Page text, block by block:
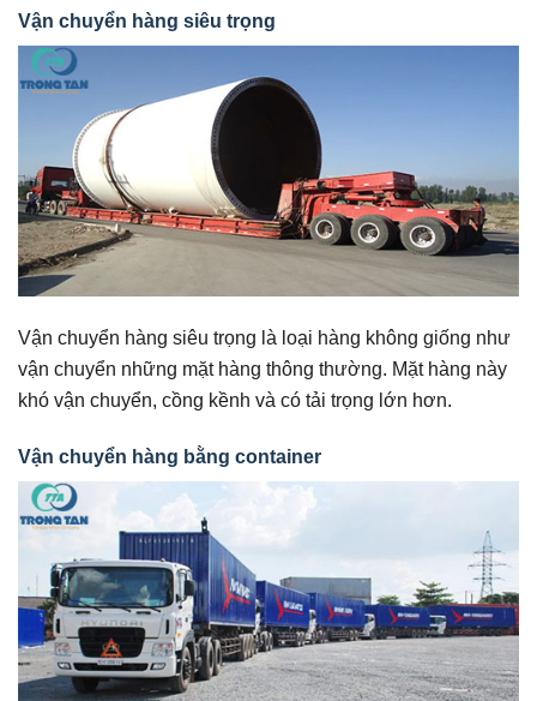
Vận chuyển hàng siêu trọng
Vận chuyển hàng siêu trọng là loại hàng không giống như
vận chuyển những mặt hàng thông thường. Mặt hàng này
khó vận chuyển, cồng kềnh và có tải trọng lớn hơn.
Vận chuyển hàng bằng container